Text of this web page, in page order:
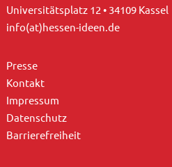
Universitätsplatz 12 • 34109 Kassel
info(at)hessen-ideen.de
Presse
Kontakt
Impressum
Datenschutz
Barrierefreiheit